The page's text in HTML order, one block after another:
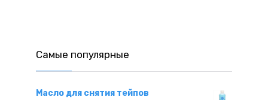
Самые популярные
Масло для снятия тейпов